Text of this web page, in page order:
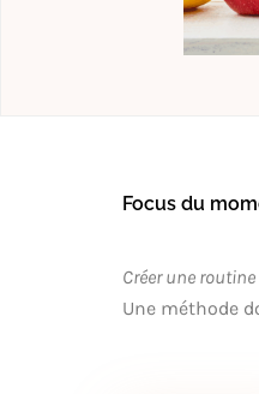
Focus du
Créer une
Une méthode